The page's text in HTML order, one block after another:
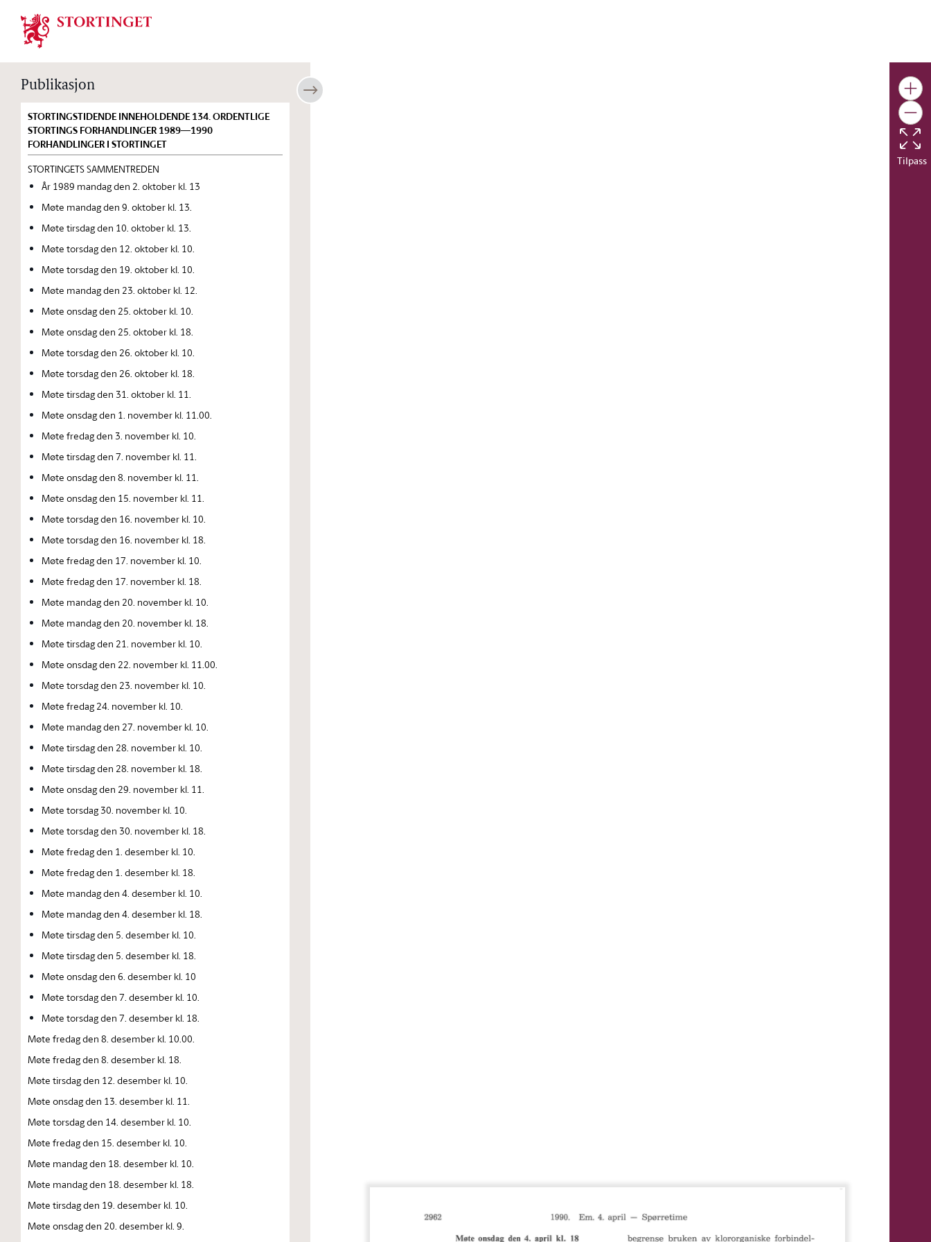
Stortinget.no
Publikasjon
STORTINGSTIDENDE INNEHOLDENDE 134. ORDENTLIGE
STORTINGS FORHANDLINGER 1989—1990
FORHANDLINGER I STORTINGET
STORTINGETS SAMMENTREDEN
År 1989 mandag den 2. oktober kl. 13
Møte mandag den 9. oktober kl. 13.
Møte tirsdag den 10. oktober kl. 13.
Møte torsdag den 12. oktober kl. 10.
Møte torsdag den 19. oktober kl. 10.
Møte mandag den 23. oktober kl. 12.
Møte onsdag den 25. oktober kl. 10.
Møte onsdag den 25. oktober kl. 18.
Møte torsdag den 26. oktober kl. 10.
Møte torsdag den 26. oktober kl. 18.
Møte tirsdag den 31. oktober kl. 11.
Møte onsdag den 1. november kl. 11.00.
Møte fredag den 3. november kl. 10.
Møte tirsdag den 7. november kl. 11.
Møte onsdag den 8. november kl. 11.
Møte onsdag den 15. november kl. 11.
Møte torsdag den 16. november kl. 10.
Møte torsdag den 16. november kl. 18.
Møte fredag den 17. november kl. 10.
Møte fredag den 17. november kl. 18.
Møte mandag den 20. november kl. 10.
Møte mandag den 20. november kl. 18.
Møte tirsdag den 21. november kl. 10.
Møte onsdag den 22. november kl. 11.00.
Møte torsdag den 23. november kl. 10.
Møte fredag 24. november kl. 10.
Møte mandag den 27. november kl. 10.
Møte tirsdag den 28. november kl. 10.
Møte tirsdag den 28. november kl. 18.
Møte onsdag den 29. november kl. 11.
Møte torsdag 30. november kl. 10.
Møte torsdag den 30. november kl. 18.
Møte fredag den 1. desember kl. 10.
Møte fredag den 1. desember kl. 18.
Møte mandag den 4. desember kl. 10.
Møte mandag den 4. desember kl. 18.
Møte tirsdag den 5. desember kl. 10.
Møte tirsdag den 5. desember kl. 18.
Møte onsdag den 6. desember kl. 10
Møte torsdag den 7. desember kl. 10.
Møte torsdag den 7. desember kl. 18.
Møte fredag den 8. desember kl. 10.00.
Møte fredag den 8. desember kl. 18.
Møte tirsdag den 12. desember kl. 10.
Møte onsdag den 13. desember kl. 11.
Møte torsdag den 14. desember kl. 10.
Møte fredag den 15. desember kl. 10.
Møte mandag den 18. desember kl. 10.
Møte mandag den 18. desember kl. 18.
Møte tirsdag den 19. desember kl. 10.
Møte onsdag den 20. desember kl. 9.